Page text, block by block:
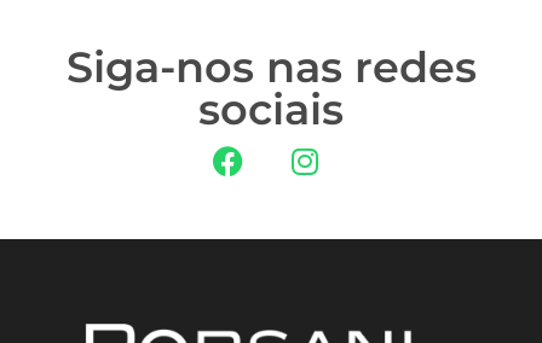
Siga-nos nas redes
sociais